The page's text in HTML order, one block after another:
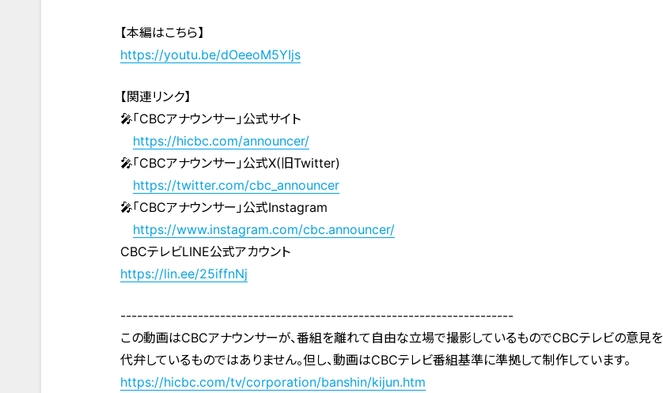
【本編はこちら】
https://youtu.be/dOeeoM5YIjs
【関連リンク】
🎤「CBCアナウンサー」公式サイト
https://hicbc.com/announcer/
🎤「CBCアナウンサー」公式X(旧Twitter)
https://twitter.com/cbc_announcer
🎤「CBCアナウンサー」公式Instagram
https://www.instagram.com/cbc.announcer/
CBCテレビLINE公式アカウント
https://lin.ee/25iffnNj
-----------------------------------------------------------------------
この動画はCBCアナウンサーが、番組を離れて自由な立場で撮影しているものでCBCテレビの意見を
代弁しているものではありません。但し、動画はCBCテレビ番組基準に準拠して制作しています。
https://hicbc.com/tv/corporation/banshin/kijun.htm